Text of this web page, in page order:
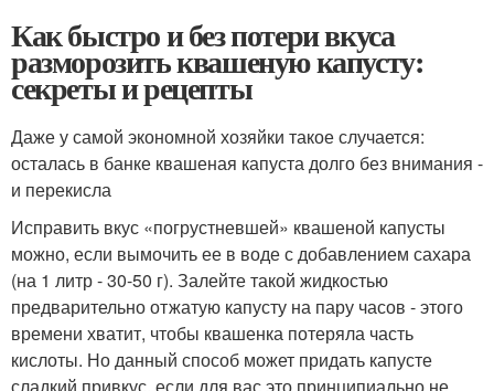
Как быстро и без потери вкуса
разморозить квашеную капусту:
секреты и рецепты
Даже у самой экономной хозяйки такое случается:
осталась в банке квашеная капуста долго без внимания -
и перекисла
Исправить вкус «погрустневшей» квашеной капусты
можно, если вымочить ее в воде с добавлением сахара
(на 1 литр - 30-50 г). Залейте такой жидкостью
предварительно отжатую капусту на пару часов - этого
времени хватит, чтобы квашенка потеряла часть
кислоты. Но данный способ может придать капусте